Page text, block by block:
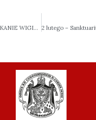
20 grudnia – SPOTKANIE WIGILIJNE LITURGICZNEJ SŁUŻBY OŁTARZA PARAFII PW. DUCHA ŚW. WE WŁOCŁAWKU MICHELINIE